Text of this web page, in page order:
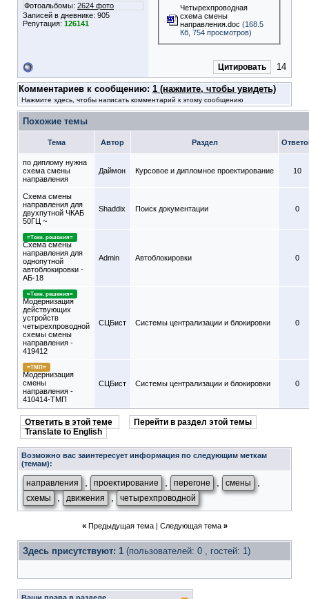
Фотоальбомы: 2624 фото
Записей в дневнике: 905
Репутация: 126141
Четырехпроводная
схема смены
направления.doc (168.5
Кб, 754 просмотров)
Цитировать 14
Комментариев к сообщению: 1 (нажмите, чтобы увидеть)
Нажмите здесь, чтобы написать комментарий к этому сообщению
Похожие темы
Тема Автор Раздел
по диплому нужна
схема смены
направления
Даймон Курсовое и дипломное проектирование 10
Схема смены
направления для
двухпутной ЧКАБ
50ГЦ ~
Shaddix Поиск документации 0
=Техн. решения=
Схема смены
направления для
однопутной
автоблокировки -
АБ-18
Admin Автоблокировки 0
=Техн. решения=
Модернизация
действующих
устройств
четырехпроводной
схемы смены
направления -
419412
СЦБист Системы централизации и блокировки 0
=ТМП=
Модернизация
смены
направления -
410414-ТМП
СЦБист Системы централизации и блокировки 0
Ответить в этой теме
Перейти в раздел этой темы
Translate to English
Возможно вас заинтересует информация по следующим меткам
(темам):
направления проектирование перегоне смены
схемы , движения , четырехпроводной
« Предыдущая тема| Следующая тема »
Здесь присутствуют: 1 (пользователей: 0 , гостей: 1)